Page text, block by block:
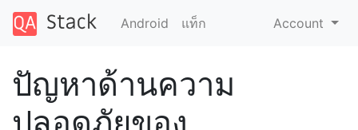
Android แท็ก Account
ปัญหาด้านความ
ปลอดภัยของ